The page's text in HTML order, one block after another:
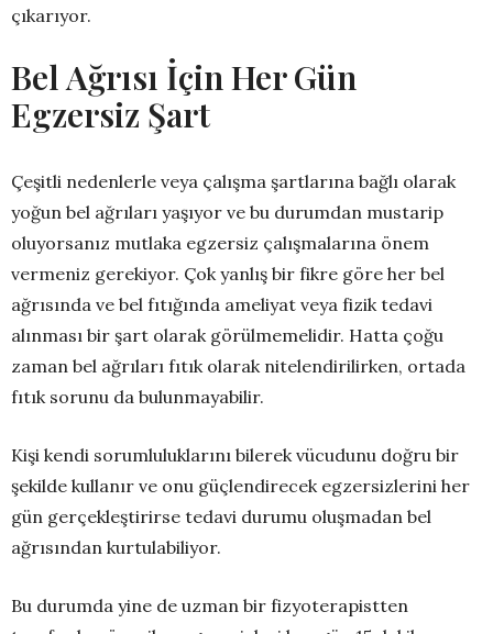
çıkarıyor.
Bel Ağrısı İçin Her Gün
Egzersiz Şart
Çeşitli nedenlerle veya çalışma şartlarına bağlı olarak
yoğun bel ağrıları yaşıyor ve bu durumdan mustarip
oluyorsanız mutlaka egzersiz çalışmalarına önem
vermeniz gerekiyor. Çok yanlış bir fikre göre her bel
ağrısında ve bel fıtığında ameliyat veya fizik tedavi
alınması bir şart olarak görülmemelidir. Hatta çoğu
zaman bel ağrıları fıtık olarak nitelendirilirken, ortada
fıtık sorunu da bulunmayabilir.
Kişi kendi sorumluluklarını bilerek vücudunu doğru bir
şekilde kullanır ve onu güçlendirecek egzersizlerini her
gün gerçekleştirirse tedavi durumu oluşmadan bel
ağrısından kurtulabiliyor.
Bu durumda yine de uzman bir fizyoterapistten